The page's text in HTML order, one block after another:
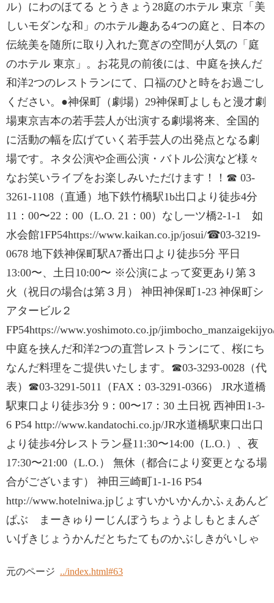
ル）にわのほてる とうきょう28庭のホテル 東京「美
しいモダンな和」のホテル趣ある4つの庭と、日本の
伝統美を随所に取り入れた寛ぎの空間が人気の「庭
のホテル 東京」。お花見の前後には、中庭を挟んだ
和洋2つのレストランにて、口福のひと時をお過ごし
ください。●神保町（劇場）29神保町よしもと漫才劇
場東京吉本の若手芸人が出演する劇場将来、全国的
に活動の幅を広げていく若手芸人の出発点となる劇
場です。ネタ公演や企画公演・バトル公演など様々
なお笑いライブをお楽しみいただけます！！☎ 03-
3261-1108（直通）地下鉄竹橋駅1b出口より徒歩4分
11：00〜22：00（L.O. 21：00）なし一ツ橋2-1-1 如
水会館1FP54https://www.kaikan.co.jp/josui/☎03-3219-
0678 地下鉄神保町駅A7番出口より徒歩5分 平日
13:00〜、土日10:00〜 ※公演によって変更あり第３
火（祝日の場合は第３月） 神田神保町1-23 神保町シ
アタービル２
FP54https://www.yoshimoto.co.jp/
中庭を挟んだ和洋2つの直営レストランにて、桜にち
なんだ料理をご提供いたします。☎03-3293-0028（代
表）☎03-3291-5011（FAX：03-3291-0366） JR水道橋
駅東口より徒歩3分 9：00〜17：30 土日祝 西神田1-3-
6 P54 http://www.kandatochi.co.jp/JR水道橋駅東口出口
より徒歩4分レストラン昼11:30〜14:00（L.O.）、夜
17:30〜21:00（L.O.） 無休（都合により変更となる場
合がございます） 神田三崎町1-1-16 P54
http://www.hotelniwa.jpじょすいかいかんかふぇあんど
ぱぶ まーきゅりーじんぼうちょうよしもとまんざ
いげきじょうかんだとちたてものかぶしきがいしゃ
元のページ ../index.html#63